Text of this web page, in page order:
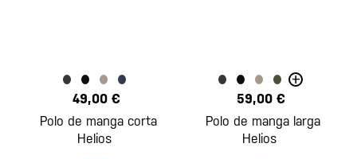
49,00 €
Polo de manga corta
Helios
+
59,00 €
Polo de manga larga
Helios